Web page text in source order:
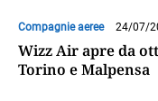
Compagnie aeree 24/07/
Wizz Air apre da
Torino e Malpensa